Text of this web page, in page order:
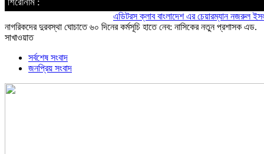
এডিটরস ক্লাব বাংলাদেশ এর চেয়ারম্যান নজরুল ইসলাম
নাগরিকদের দুরবস্থা ঘোচাতে ৬০ দিনের কর্মসূচি হাতে নেব: নাসিকের নতুন প্রশাসক এড.
সাখাওয়াত
সর্বশেষ সংবাদ
জনপ্রিয় সংবাদ